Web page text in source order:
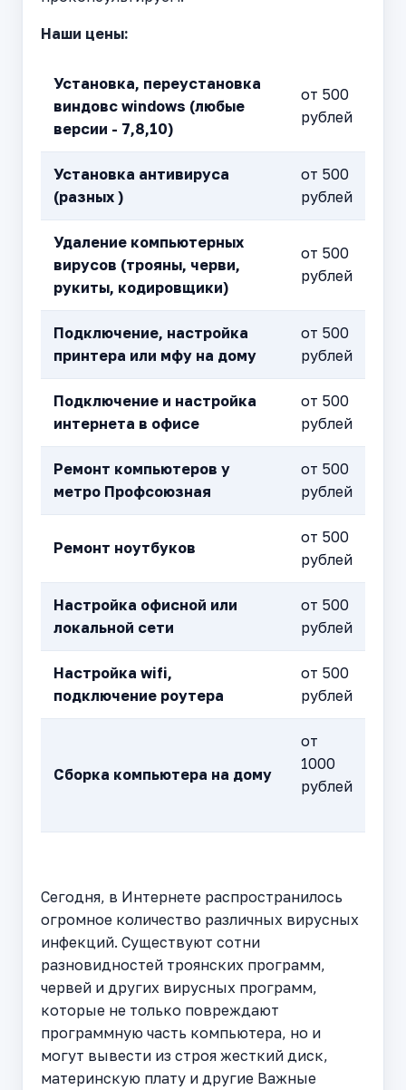
Наши цены:
Установка, переустановка
виндовс windows (любые
версии - 7,8,10)
от 500
рублей
Установка антивируса
(разных )
от 500
рублей
Удаление компьютерных
вирусов (трояны, черви,
рукиты, кодировщики)
от 500
рублей
Подключение, настройка
принтера или мфу на дому
от 500
рублей
Подключение и настройка
интернета в офисе
от 500
рублей
Ремонт компьютеров у
метро Профсоюзная
от 500
рублей
Ремонт ноутбуков
от 500
рублей
Настройка офисной или
локальной сети
от 500
рублей
Настройка wifi,
подключение роутера
от 500
рублей
Сборка компьютера на дому
от
1000
рублей
Сегодня, в Интернете распространилось
огромное количество различных вирусных
инфекций. Существуют сотни
разновидностей троянских программ,
червей и других вирусных программ,
которые не только повреждают
программную часть компьютера, но и
могут вывести из строя жесткий диск,
материнскую плату и другие Важные